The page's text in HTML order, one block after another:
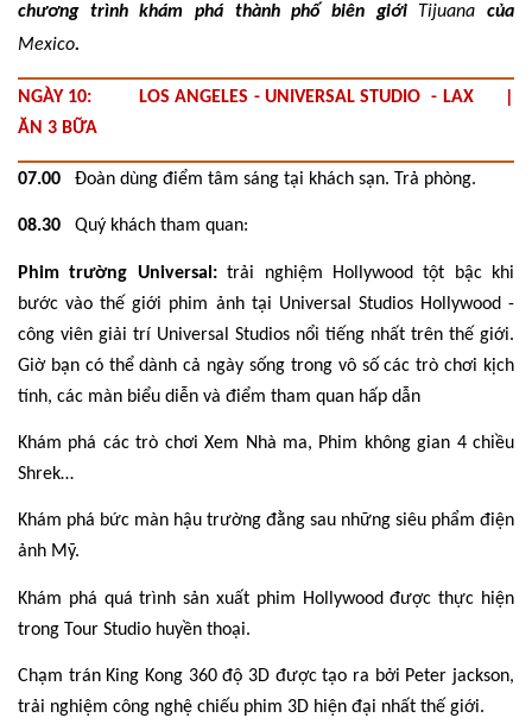
chương trình khám phá thành phố biên giới Tijuanacủa
Mexico.
NGÀY 10: LOS ANGELES - UNIVERSAL STUDIO - LAX |
ĂN 3 BỮA
07.00 Đoàn dùng điểm tâm sáng tại khách sạn. Trả phòng.
08.30 Quý khách tham quan:
Phim trường Universal:trải nghiệm Hollywood tột bậc khi
bước vào thế giới phim ảnh tại Universal Studios Hollywood -
công viên giải trí Universal Studios nổi tiếng nhất trên thế giới.
Giờ bạn có thể dành cả ngày sống trong vô số các trò chơi kịch
tính, các màn biểu diễn và điểm tham quan hấp dẫn
Khám phá các trò chơi Xem Nhà ma, Phim không gian 4 chiều
Shrek…
Khám phá bức màn hậu trường đằng sau những siêu phẩm điện
ảnh Mỹ.
Khám phá quá trình sản xuất phim Hollywood được thực hiện
trong Tour Studio huyền thoại.
Chạm trán King Kong 360 độ 3D được tạo ra bởi Peter jackson,
trải nghiệm công nghệ chiếu phim 3D hiện đại nhất thế giới.